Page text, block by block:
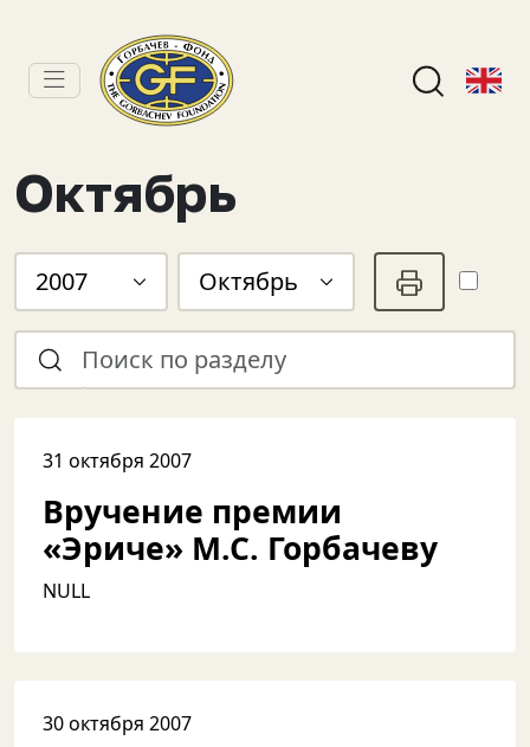
Октябрь
2007 Октябрь
31 октября 2007
Вручение премии
«Эриче» М.С. Горбачеву
NULL
30 октября 2007